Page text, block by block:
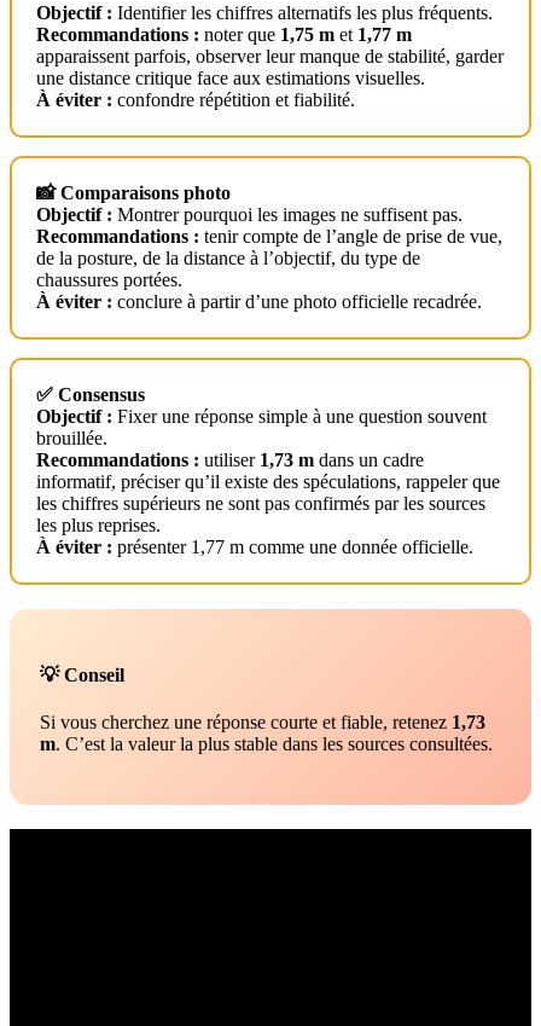
Objectif : Identifier les chiffres alternatifs les plus fréquents.
Recommandations : noter que 1,75 m et 1,77 m
apparaissent parfois, observer leur manque de stabilité, garder
une distance critique face aux estimations visuelles.
À éviter : confondre répétition et fiabilité.
📸 Comparaisons photo
Objectif : Montrer pourquoi les images ne suffisent pas.
Recommandations : tenir compte de l’angle de prise de vue,
de la posture, de la distance à l’objectif, du type de
chaussures portées.
À éviter : conclure à partir d’une photo officielle recadrée.
✅ Consensus
Objectif : Fixer une réponse simple à une question souvent
brouillée.
Recommandations : utiliser 1,73 m dans un cadre
informatif, préciser qu’il existe des spéculations, rappeler que
les chiffres supérieurs ne sont pas confirmés par les sources
les plus reprises.
À éviter : présenter 1,77 m comme une donnée officielle.
💡 Conseil
Si vous cherchez une réponse courte et fiable, retenez 1,73
m. C’est la valeur la plus stable dans les sources consultées.